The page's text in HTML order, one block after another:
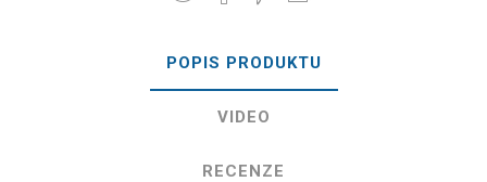
POPIS PRODUKTU
VIDEO
RECENZE